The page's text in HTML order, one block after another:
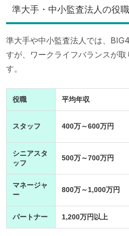
準大手・中小監査法人の役
準大手や中小監査法人では、
すが、ワークライフバランスが取
す。
役職 平均年収
スタッフ 400万～600万円
シニアスタ
ッフ
500万～700万円
マネージャ
ー
800万～1,000万円
パートナー 1,200万円以上